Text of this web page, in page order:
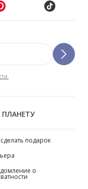
подарок
о